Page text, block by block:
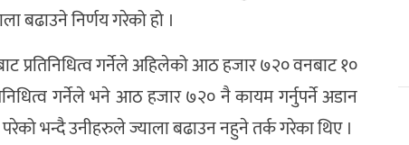
बढाउने निर्णय गरेको हो ।
प्रतिनिधित्व गर्नेले अहिलेको आठ हजार ७२० वनबाट १०
गर्नेले भने आठ हजार ७२० नै कायम गर्नुपर्ने अडान
भन्दै उनीहरुले ज्याला बढाउन नहुने तर्क गरेका थिए ।